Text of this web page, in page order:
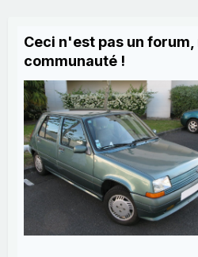
Ceci n'est pas un forum,
communauté !